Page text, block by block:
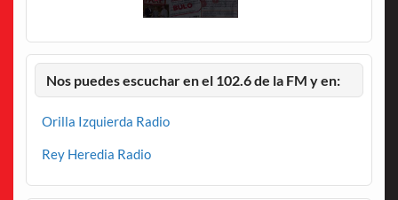
Nos puedes escuchar en el 102.6 de la FM y en:
Orilla Izquierda Radio
Rey Heredia Radio